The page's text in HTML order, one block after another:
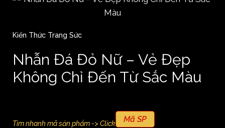
Kiến Thức Trang Sức
Nhẫn Đá Đỏ Nữ – Vẻ Đẹp
Không Chỉ Đến Từ Sắc Màu
Tìm nhanh mã sản phẩm -> Click Mã SP